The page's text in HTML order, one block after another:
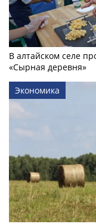
В алтайском селе
«Сырная деревня»
Экономика